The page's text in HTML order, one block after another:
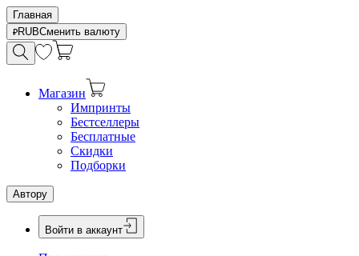
Главная
RUBСменить валюту
Магазин
Импринты
Бестселлеры
Бесплатные
Скидки
Подборки
Автору
Войти в аккаунт